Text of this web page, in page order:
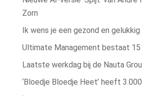
Zorn
Ik wens je een gezond en gelukkig
Ultimate Management bestaat 15
Laatste werkdag bij de Nauta
‘Bloedje Bloedje Heet’ heeft